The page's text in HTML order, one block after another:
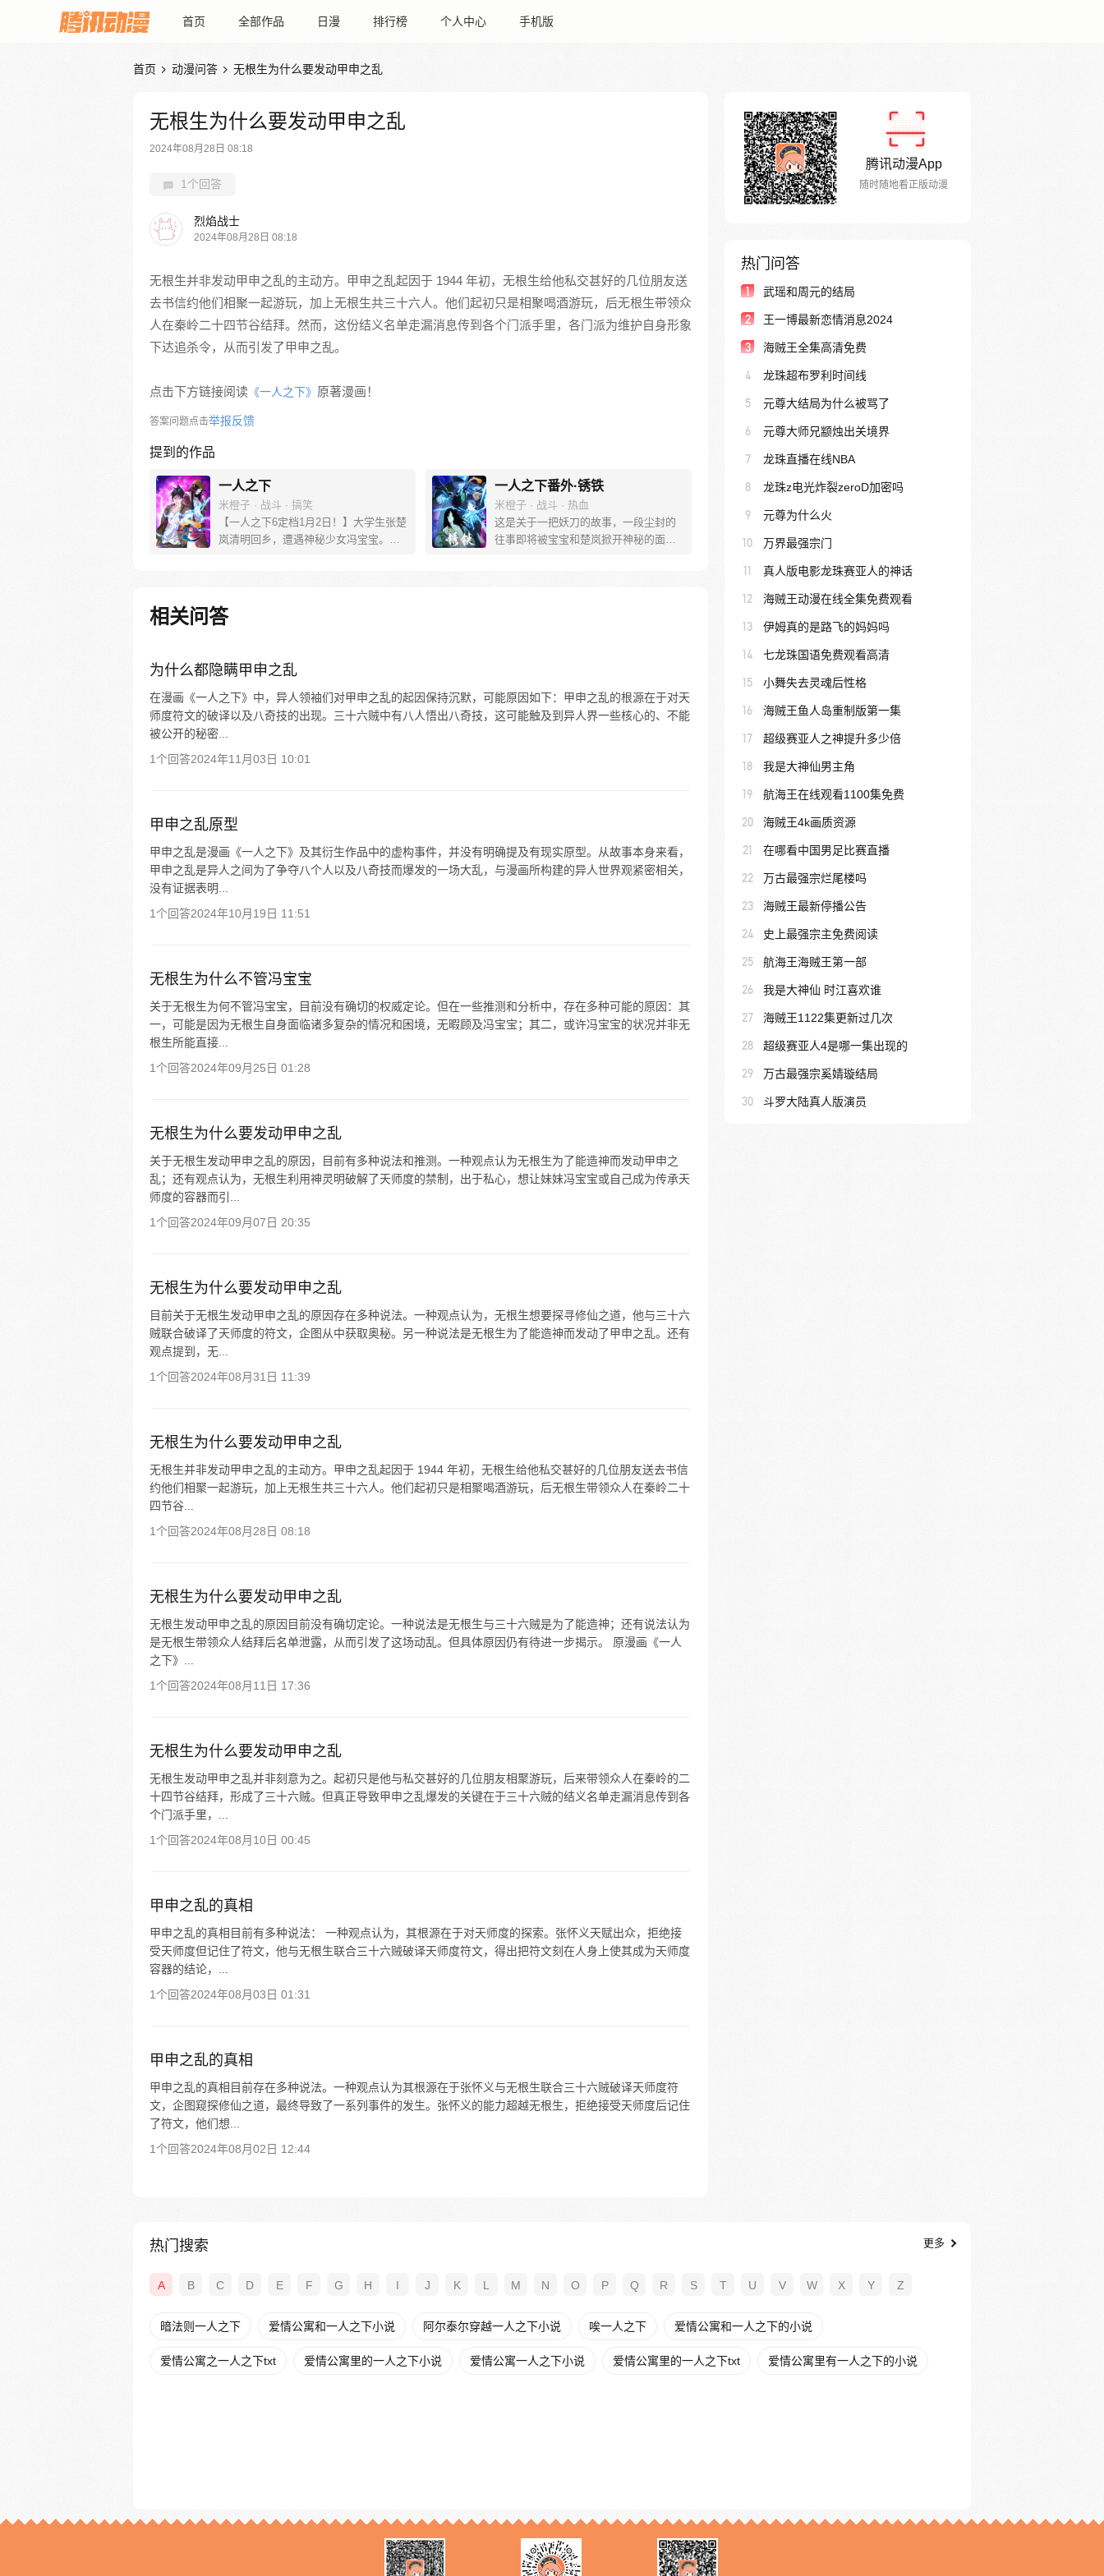
首页 全部作品 日漫 排行榜 个人中心 手机版
首页  动漫问答  无根生为什么要发动甲申之乱
无根生为什么要发动甲申之乱
2024年08月28日 08:18
1个回答
烈焰战士
2024年08月28日 08:18
无根生并非发动甲申之乱的主动方。甲申之乱起因于 1944 年初，无根生给他私交甚好的几位朋友送
去书信约他们相聚一起游玩，加上无根生共三十六人。他们起初只是相聚喝酒游玩，后无根生带领众
人在秦岭二十四节谷结拜。然而，这份结义名单走漏消息传到各个门派手里，各门派为维护自身形象
下达追杀令，从而引发了甲申之乱。
点击下方链接阅读 《一人之下》 原著漫画！
答案问题点击举报反馈
提到的作品
一人之下
米橙子 · 战斗 · 搞笑
【一人之下6定档1月2日！】大学生张楚
岚清明回乡，遭遇神秘少女冯宝宝。素
己与爷爷身上的秘密，张楚岚的生活被
彻底颠覆，与冯宝宝一同踏上“异人”之
一人之下番外·锈铁
米橙子 · 战斗 · 热血
这是关于一把妖刀的故事，一段尘封的
往事即将被宝宝和楚岚掀开神秘的面
相关问答
为什么都隐瞒甲申之乱
在漫画《一人之下》中，异人领袖们对甲申之乱的起因保持沉默，可能原因如下：甲申之乱的根源在于对天
师度符文的破译以及八奇技的出现。三十六贼中有八人悟出八奇技，这可能触及到异人界一些核心的、不能
被公开的秘密...
1个回答2024年11月03日 10:01
甲申之乱原型
甲申之乱是漫画《一人之下》及其衍生作品中的虚构事件，并没有明确提及有现实原型。从故事本身来看，
甲申之乱是异人之间为了争夺八个人以及八奇技而爆发的一场大乱，与漫画所构建的异人世界观紧密相关，
没有证据表明...
1个回答2024年10月19日 11:51
无根生为什么不管冯宝宝
关于无根生为何不管冯宝宝，目前没有确切的权威定论。但在一些推测和分析中，存在多种可能的原因：其
一，可能是因为无根生自身面临诸多复杂的情况和困境，无暇顾及冯宝宝；其二，或许冯宝宝的状况并非无
根生所能直接...
1个回答2024年09月25日 01:28
无根生为什么要发动甲申之乱
关于无根生发动甲申之乱的原因，目前有多种说法和推测。一种观点认为无根生为了能造神而发动甲申之
乱；还有观点认为，无根生利用神灵明破解了天师度的禁制，出于私心，想让妹妹冯宝宝或自己成为传承天
师度的容器而引...
1个回答2024年09月07日 20:35
无根生为什么要发动甲申之乱
目前关于无根生发动甲申之乱的原因存在多种说法。一种观点认为，无根生想要探寻修仙之道，他与三十六
贼联合破译了天师度的符文，企图从中获取奥秘。另一种说法是无根生为了能造神而发动了甲申之乱。还有
观点提到，无...
1个回答2024年08月31日 11:39
无根生为什么要发动甲申之乱
无根生并非发动甲申之乱的主动方。甲申之乱起因于 1944 年初，无根生给他私交甚好的几位朋友送去书信
约他们相聚一起游玩，加上无根生共三十六人。他们起初只是相聚喝酒游玩，后无根生带领众人在秦岭二十
四节谷...
1个回答2024年08月28日 08:18
无根生为什么要发动甲申之乱
无根生发动甲申之乱的原因目前没有确切定论。一种说法是无根生与三十六贼是为了能造神；还有说法认为
是无根生带领众人结拜后名单泄露，从而引发了这场动乱。但具体原因仍有待进一步揭示。 原漫画《一人
之下》...
1个回答2024年08月11日 17:36
无根生为什么要发动甲申之乱
无根生发动甲申之乱并非刻意为之。起初只是他与私交甚好的几位朋友相聚游玩，后来带领众人在秦岭的二
十四节谷结拜，形成了三十六贼。但真正导致甲申之乱爆发的关键在于三十六贼的结义名单走漏消息传到各
个门派手里，...
1个回答2024年08月10日 00:45
甲申之乱的真相
甲申之乱的真相目前有多种说法： 一种观点认为，其根源在于对天师度的探索。张怀义天赋出众，拒绝接
受天师度但记住了符文，他与无根生联合三十六贼破译天师度符文，得出把符文刻在人身上使其成为天师度
容器的结论，...
1个回答2024年08月03日 01:31
甲申之乱的真相
甲申之乱的真相目前存在多种说法。一种观点认为其根源在于张怀义与无根生联合三十六贼破译天师度符
文，企图窥探修仙之道，最终导致了一系列事件的发生。张怀义的能力超越无根生，拒绝接受天师度后记住
了符文，他们想...
1个回答2024年08月02日 12:44
腾讯动漫App
随时随地看正版动漫
热门问答
1 武瑶和周元的结局
2 王一博最新恋情消息2024
3 海贼王全集高清免费
4 龙珠超布罗利时间线
5 元尊大结局为什么被骂了
6 元尊大师兄颛烛出关境界
7 龙珠直播在线NBA
8 龙珠z电光炸裂zeroD加密吗
9 元尊为什么火
10 万界最强宗门
11 真人版电影龙珠赛亚人的神话
12 海贼王动漫在线全集免费观看
13 伊姆真的是路飞的妈妈吗
14 七龙珠国语免费观看高清
15 小舞失去灵魂后性格
16 海贼王鱼人岛重制版第一集
17 超级赛亚人之神提升多少倍
18 我是大神仙男主角
19 航海王在线观看1100集免费
20 海贼王4k画质资源
21 在哪看中国男足比赛直播
22 万古最强宗烂尾楼吗
23 海贼王最新停播公告
24 史上最强宗主免费阅读
25 航海王海贼王第一部
26 我是大神仙 时江喜欢谁
27 海贼王1122集更新过几次
28 超级赛亚人4是哪一集出现的
29 万古最强宗奚婧璇结局
30 斗罗大陆真人版演员
热门搜索 更多
A B C D E F G H I J K L M N O P Q R S T U V W X Y Z
暗法则一人之下 爱情公寓和一人之下小说 阿尔泰尔穿越一人之下小说 唉一人之下 爱情公寓和一人之下的小说
爱情公寓之一人之下txt 爱情公寓里的一人之下小说 爱情公寓一人之下小说 爱情公寓里的一人之下txt 爱情公寓里有一人之下的小说